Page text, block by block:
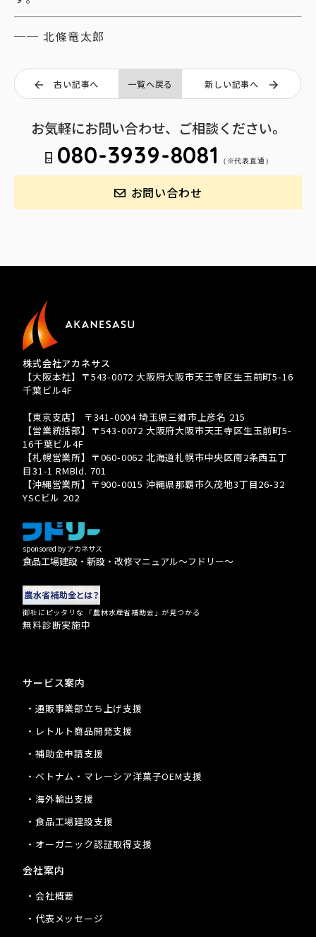
── 北條竜太郎
古い記事へ 一覧へ戻る 新しい記事へ
お気軽にお問い合わせ、ご相談ください。
080-3939-8081 （※代表直通）
お問い合わせ
株式会社アカネサス
【大阪本社】〒543-0072 大阪府大阪市天王寺区生玉前町5-16
千葉ビル4F
【東京支店】 〒341-0004 埼玉県三郷市上彦名 215
【営業統括部】〒543-0072 大阪府大阪市天王寺区生玉前町5-
16千葉ビル4F
【札幌営業所】〒060-0062 北海道札幌市中央区南2条西五丁
目31-1 RMBld. 701
【沖縄営業所】〒900-0015 沖縄県那覇市久茂地3丁目26-32
YSCビル 202
sponsored by アカネサス
食品工場建設・新設・改修マニュアル〜フドリー〜
御社にピッタリな 「農林水産省補助金」が見つかる
無料診断実施中
サービス案内
・通販事業部立ち上げ支援
・レトルト商品開発支援
・補助金申請支援
・ベトナム・マレーシア洋菓子OEM支援
・海外輸出支援
・食品工場建設支援
・オーガニック認証取得支援
会社案内
・会社概要
・代表メッセージ